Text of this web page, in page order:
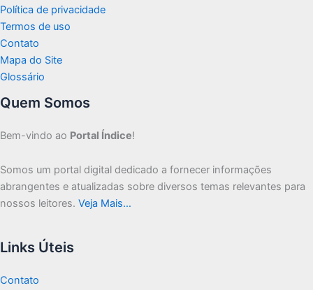
Política de privacidade
Termos de uso
Contato
Mapa do Site
Glossário
Quem Somos
Bem-vindo ao Portal Índice!
Somos um portal digital dedicado a fornecer informações
abrangentes e atualizadas sobre diversos temas relevantes para
nossos leitores. Veja Mais…
Links Úteis
Contato